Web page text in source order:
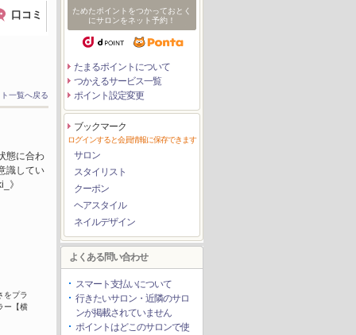
口コミ
一覧へ戻る
態に合わ
識してい
》
をプラ
ー【横
ためたポイントをつかっておとく
にサロンをネット予約！
たまるポイントについて
つかえるサービス一覧
ポイント設定変更
ブックマーク
ログインすると会員情報に保存できます
サロン
スタイリスト
クーポン
ヘアスタイル
ネイルデザイン
よくある問い合わせ
スマート支払いについて
行きたいサロン・近隣のサロ
ンが掲載されていません
ポイントはどこのサロンで使